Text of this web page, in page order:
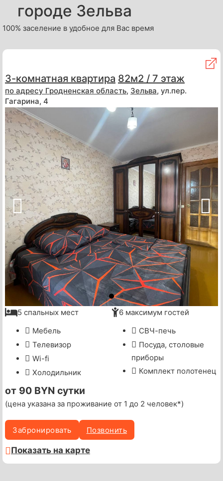
городе Зельва
100% заселение в удобное для Вас время
3-комнатная квартира 82м2 / 7 этаж
по адресу Гродненская область, Зельва, ул.пер.
Гагарина, 4
5 спальных мест
6 максимум гостей
Мебель
Телевизор
Wi-fi
Холодильник
СВЧ-печь
Посуда, столовые
приборы
Комплект полотенец
от 90 BYN сутки
(цена указана за проживание от 1 до 2 человек*)
Забронировать Позвонить
Показать на карте